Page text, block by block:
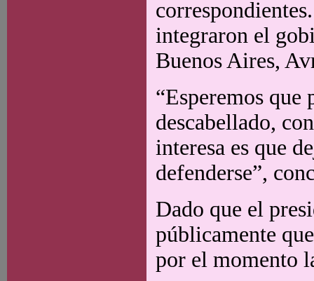
integraron el
Buenos Aires,
“Esperemos
descabellado,
interesa es que
defenderse”,
Dado que el
públicamente
por el momento